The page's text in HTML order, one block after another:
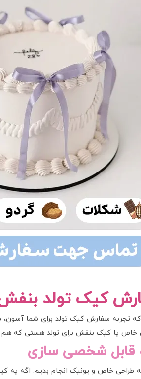
کیک تولد
تجربه سفارش کیک تولد برای شما
خاص یا کیک بنفش برای تولد هستی که
قابل شخصی سازی
طراحی خاص و یونیک انجام بدیم. اگه